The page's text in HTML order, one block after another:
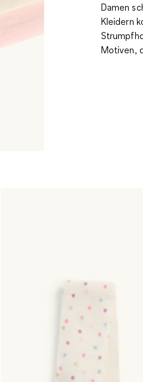
Damen
Kleidern
Motiven,